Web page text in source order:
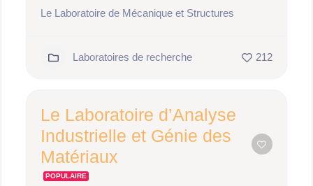
Le Laboratoire de Mécanique et Structures
Laboratoires de recherche 212
Le Laboratoire d’Analyse
Industrielle et Génie des
Matériaux
POPULAIRE